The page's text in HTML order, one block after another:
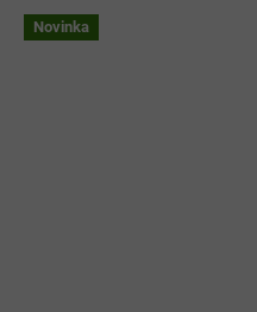
Novinka